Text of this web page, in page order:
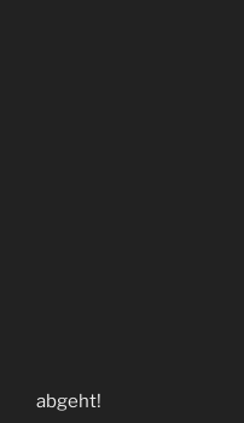
abgeht!